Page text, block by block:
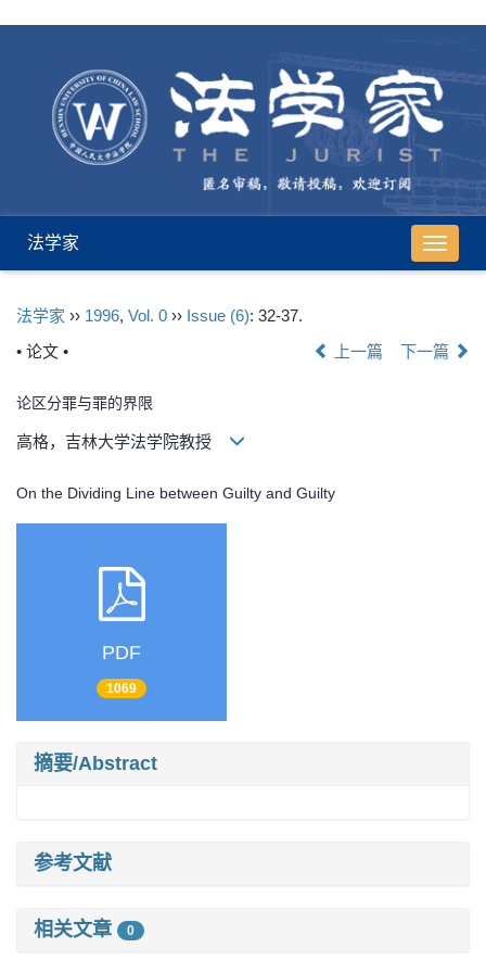
导
航
法学家
法学家 ›› 1996, Vol. 0 ›› Issue (6): 32-37.
• 论文 •
上一篇 下一篇
论区分罪与罪的界限
高格，吉林大学法学院教授
On the Dividing Line between Guilty and Guilty
PDF
1069
摘要/Abstract
参考文献
相关文章 0